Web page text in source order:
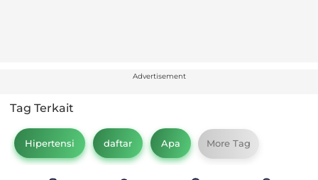
Advertisement
Tag Terkait
Hipertensi daftar Apa More Tag